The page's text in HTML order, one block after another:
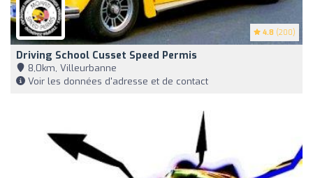
4.8 (200)
Driving School Cusset Speed Permis
8,0km, Villeurbanne
Voir les données d'adresse et de contact